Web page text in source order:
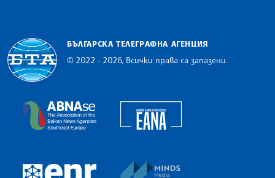
БЪЛГАРСКА ТЕЛЕГРАФНА АГЕНЦИЯ
© 2022 - 2026, Всички права са запазени.
The Assocoation of the Balkan News Agencies
European Newsroom